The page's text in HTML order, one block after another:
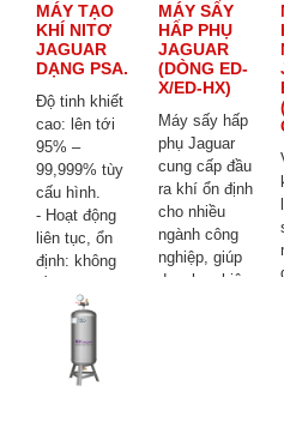
MÁY TẠO
KHÍ NITƠ
JAGUAR
DẠNG PSA.
Độ tinh khiết
cao: lên tới
95% –
99,999% tùy
cấu hình.
- Hoạt động
liên tục, ổn
định: không
chứa Nitơ
lỏng, sản xuất
nhu cầu.
MÁY SẤY
HẤP PHỤ
JAGUAR
(DÒNG ED-
X/ED-HX)
Máy sấy hấp
phụ Jaguar
cung cấp đầu
ra khí ổn định
cho nhiều
ngành công
nghiệp, giúp
doanh nghiệp